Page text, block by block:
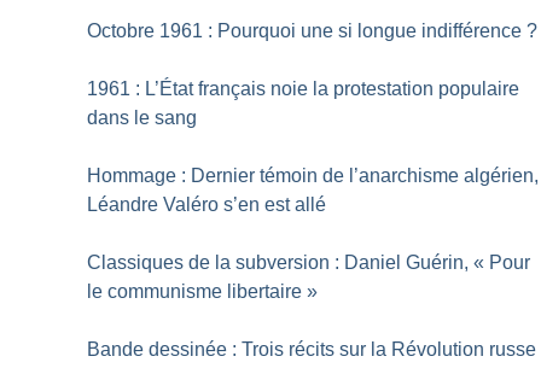
Octobre 1961 : Pourquoi une si longue indifférence ?
1961 : L’État français noie la protestation populaire
dans le sang
Hommage : Dernier témoin de l’anarchisme algérien,
Léandre Valéro s’en est allé
Classiques de la subversion : Daniel Guérin, « Pour
le communisme libertaire »
Bande dessinée : Trois récits sur la Révolution russe